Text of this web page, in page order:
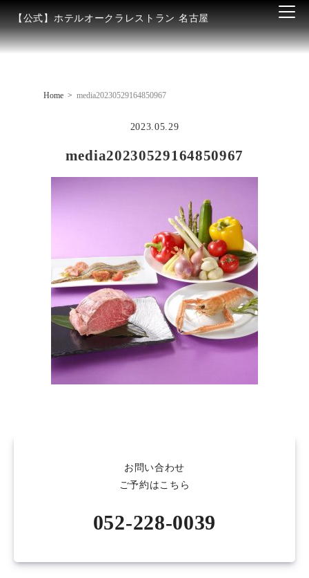
【公式】ホテルオークラレストラン 名古屋
Home media20230529164850967
2023.05.29
media20230529164850967
お問い合わせ
ご予約はこちら
052-228-0039